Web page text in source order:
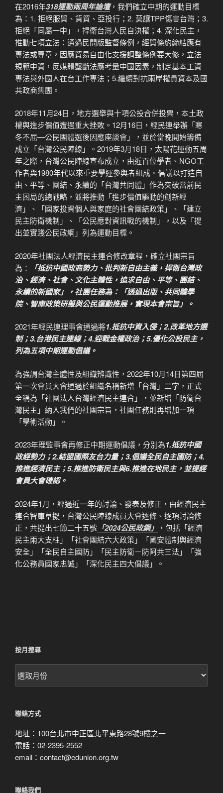
在2016年318運動兩周年論壇，我們確立中期的運動目標
為：1. 拒絕服貿、貨貿、亞投行；2. 莫讓TPP傷害台灣；3.
拒絕「同屬一中」，捍衛台灣人民自決權；4. 深化民主，
推動七項立法：通過民間版監督條例，經貿條約締結應有
專法或專章，因應貿易自由化支援調整條例要大修，立法
規範中資，反媒體壟斷法應考量中國因素，制定基本工資
專法與外國人在台工作專法；5.繼續對抗兩岸權貴資本及國
共政商集團。
2018年11月24日，地方選舉與十項公投合併投票，本土政
權與進步價值遭遇重大挫敗。12月16日，經民連舉辦「寒
冬不屈—公民團體選後因應座談會」，並於當晚開始籌備
成立「台灣公民陣線」。2019年3月18日，太陽花運動五周
年之際，台灣公民陣線宣布成立，由近百位學者、NGO工
作者與1980年代以來重要學運參與者組成。倡議以打造自
由、平等、團結、永續的「台灣共同體」作為突破當前民
主困局的總戰略，並將推動「進步價值驅動的創新經
濟」、「國家投資個人與家庭的社會團結政策」、「建立
民主防衛機制」、「公民應對資訊戰的機制」，以及「提
出並實踐公民政綱」列為運動目標。
2020年社團法人經濟民主連合修改章程，確立社團宗旨
為：
「抵抗中國政商勢力、批判新自由主義，捍衛台灣政
治、經濟、社會、文化主體性，追求自由、平等、團結、
永續的新國家」，社團任務為：「透過出版、共同體學
院、智庫政策研擬與公民運動推展，實現本會宗旨」。
2021年經民連理事會通過將1.抵抗中資入侵；2.改革地方選
制；3.台港民主連線；4.迎戰金權政治；5.優化公投民主，
列為五項中期運動倡議。
為強調台灣主體性及組織辨識性，2022年10月14日第四屆
第一次會員大會通過於組織名稱新增「台灣」二字，正式
全稱為「社團法人台灣經濟民主連合」，並新增「防衛台
灣民主」納入我們的社團宗旨，社團任務則再增加一項
「學術活動」。
2023年理監事會再修正中期運動倡議，分別為1.抵抗中國
政經勢力；2.結盟國際友台力量；3.倡議全民自主國防；4.
推進經濟民主；5.推進防衛民主與6.推進在地民主，並提經
會員大會確認。
2024年1月，經過近一年的討論、發表及修正，由經濟民主
連合智庫草擬，台灣公民陣線成員大會逐條、逐項討論修
正，共提出七節二十五號 「2024公民政綱」
，包括「經濟
民主兩大支柱」「社會團結六大政策」「國安體制與經濟
安全」「全民自主國防」「民主防衛－防阿共三法」「強
化公務員國家忠誠」「深化民主四大倡議」。
按月搜尋
按
月
聯絡方式
地址：100台北市中正區北平東路28號9樓之一
電話：02-2395-2552
email：contact@edunion.org.tw
聯絡我們